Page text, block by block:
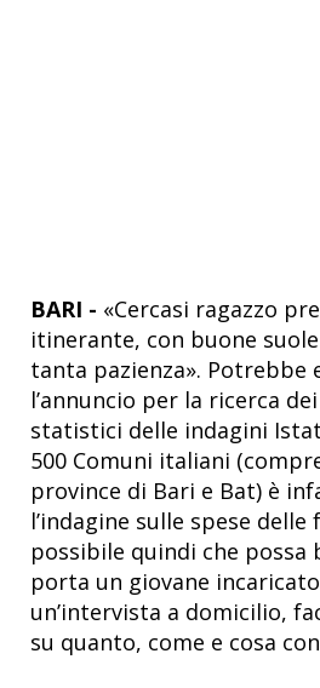
BARI - «Cercasi ragazzo
itinerante, con buone
tanta pazienza». Potrebbe
l’annuncio per la ricerca
statistici delle indagini
500 Comuni italiani
province di Bari e Bat) è
l’indagine sulle spese delle
possibile quindi che possa
porta un giovane
un’intervista a domicilio,
su quanto, come e cosa